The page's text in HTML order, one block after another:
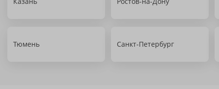
Тюмень Санкт-Петербург